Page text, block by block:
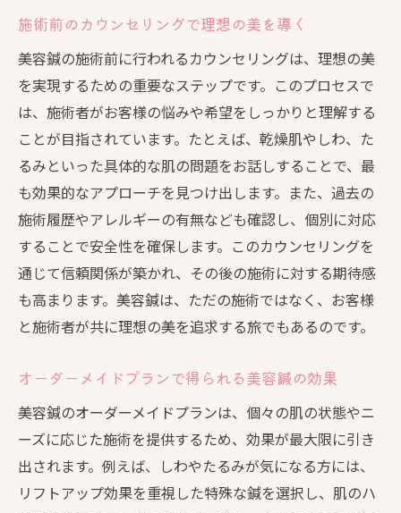
敏感肌に優しい美容鍼の選び方
オーダーメイドプランで得られる肌の変化
持続的な改善を目指した美容鍼の活用
美容鍼の専門家と共に理想の美を追求するプロ
セス
専門家の知識と技術で実現する美容鍼
理想の美を叶えるためのプロフェッショナ
ルアプローチ
施術効果を最大化するための専門家の役割
美容鍼の専門家と築く信頼関係
定期的な施術で目指す持続的な美しさ
専門家による美容鍼の新たな提案
カスタマイズされた美容鍼プランが与える信頼
と安心
オーダーメイド施術による安心感の提供
信頼性の高い美容鍼プランの選び方
施術前のカウンセリングで理想の美を導く
美容鍼の施術前に行われるカウンセリングは、理想の美
を実現するための重要なステップです。このプロセスで
は、施術者がお客様の悩みや希望をしっかりと理解する
ことが目指されています。たとえば、乾燥肌やしわ、た
るみといった具体的な肌の問題をお話しすることで、最
も効果的なアプローチを見つけ出します。また、過去の
施術履歴やアレルギーの有無なども確認し、個別に対応
することで安全性を確保します。このカウンセリングを
通じて信頼関係が築かれ、その後の施術に対する期待感
も高まります。美容鍼は、ただの施術ではなく、お客様
と施術者が共に理想の美を追求する旅でもあるのです。
オーダーメイドプランで得られる美容鍼の効果
美容鍼のオーダーメイドプランは、個々の肌の状態やニ
ーズに応じた施術を提供するため、効果が最大限に引き
出されます。例えば、しわやたるみが気になる方には、
リフトアップ効果を重視した特殊な鍼を選択し、肌のハ